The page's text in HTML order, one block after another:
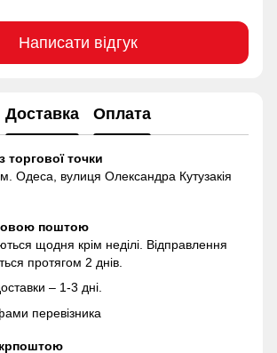
Написати відгук
Доставка Оплата
торгової точки
Одеса, вулиця Олександра Кутузакія
поштою
щодня крім неділі. Відправлення
протягом 2 днів.
– 1-3 дні.
перевізника